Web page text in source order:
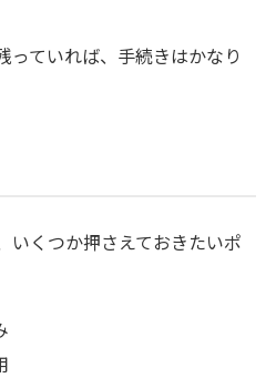
っていれば、手続きはかなり
いくつか押さえておきたいポ